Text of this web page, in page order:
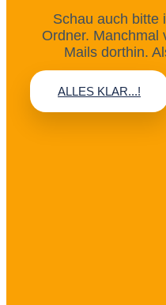
Schau auch bitte
Ordner. Manchmal
Mails dorthin.
ALLES KLAR...!